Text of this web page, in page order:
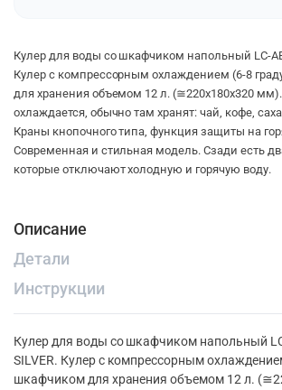
Кулер для воды со шкафчиком напольный LC-
Кулер с компрессорным охлаждением (6-8
для хранения объемом 12 л. (≅220х180х320
охлаждается, обычно там хранят: чай, кофе,
Краны кнопочного типа, функция защиты на
Современная и стильная модель. Сзади есть
которые отключают холодную и горячую воду.
Описание
Детали
Инструкции
Кулер для воды со шкафчиком напольный
SILVER. Кулер с компрессорным
шкафчиком для хранения объемом 12 л.